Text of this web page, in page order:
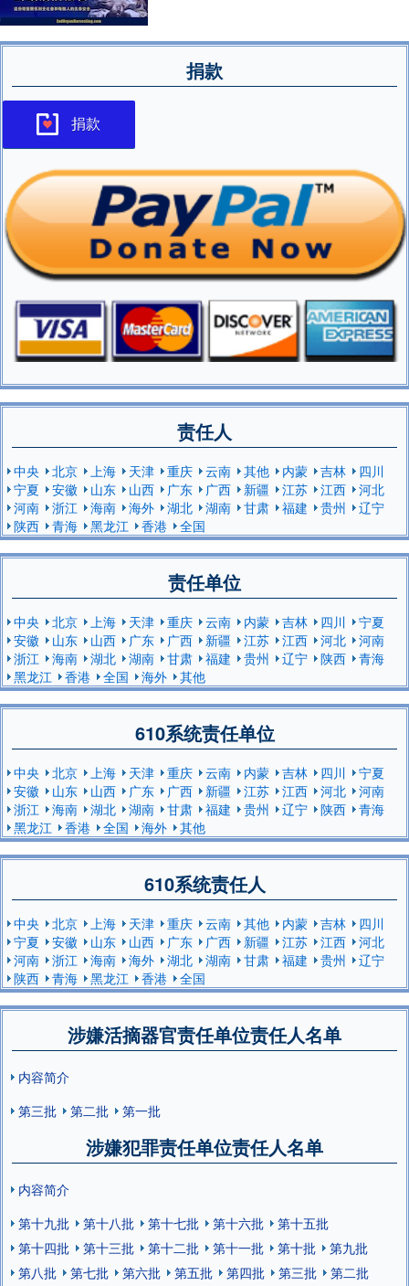
捐款
捐款
责任人
中央 北京 上海 天津 重庆 云南 其他 内蒙 吉林
四川
宁夏
安徽 山东 山西 广东 广西 新疆 江苏 江西
河北
河南
浙江 海南 海外 湖北 湖南 甘肃 福建 贵州
辽宁
陕西
青海 黑龙江 香港 全国
责任单位
中央 北京 上海 天津 重庆 云南 内蒙 吉林 四川
宁夏
安徽
山东 山西 广东 广西 新疆 江苏 江西 河北
河南
浙江
海南 湖北 湖南 甘肃 福建 贵州 辽宁 陕西
青海
黑龙江
香港 全国 海外 其他
610系统责任单位
中央 北京 上海 天津 重庆 云南 内蒙 吉林 四川
宁夏
安徽
山东 山西 广东 广西 新疆 江苏 江西 河北
河南
浙江
海南 湖北 湖南 甘肃 福建 贵州 辽宁 陕西
青海
黑龙江
香港 全国 海外 其他
610系统责任人
中央 北京 上海 天津 重庆 云南 其他 内蒙 吉林
四川
宁夏
安徽 山东 山西 广东 广西 新疆 江苏 江西
河北
河南
浙江 海南 海外 湖北 湖南 甘肃 福建 贵州
辽宁
陕西
青海 黑龙江 香港 全国
涉嫌活摘器官责任单位责任人名单
内容简介
第三批
第二批 第一批
涉嫌犯罪责任单位责任人名单
内容简介
第十九批
第十八批 第十七批 第十六批
第十五批
第十四批
第十三批 第十二批 第十一批 第十批
第九批
第八批
第七批 第六批 第五批 第四批 第三批
第二批